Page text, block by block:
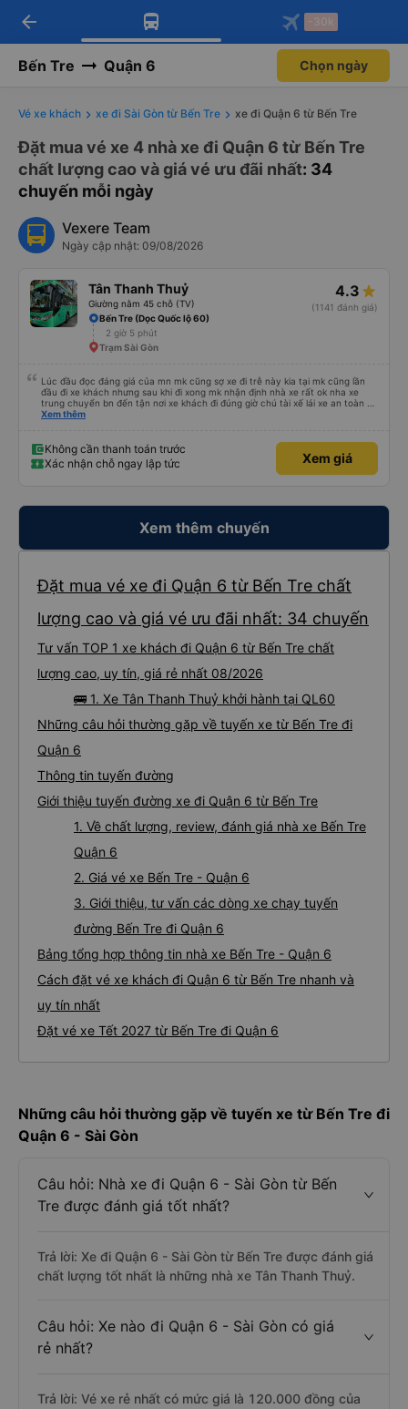
Tải app Vexere ngay!
Nhận ưu đãi thành viên độc
Mở app
Tải app Vexere
-30k/ghế khi đặt vé máy bay qua
Mở app
arrow_back -30k
Bến Tre Quận 6 Chọn ngày
Vé xe khách xe đi Sài Gòn từ Bến Tre xe đi Quận 6 từ Bến Tre
Đặt mua vé xe 4 nhà xe đi Quận 6 từ Bến Tre
chất lượng cao và giá vé ưu đãi nhất: 34
chuyến mỗi ngày
Vexere Team
Ngày cập nhật: 09/08/2026
Tân Thanh Thuỷ
Giường nằm 45 chỗ (TV)
4.3
(1141 đánh giá)
Bến Tre (Dọc Quốc lộ 60)
2 giờ 5 phút
Trạm Sài Gòn
Lúc đầu đọc đáng giá của mn mk cũng sợ xe đi trễ này kia tại mk cũng lần
đầu đi xe khách nhưng sau khi đi xong mk nhận định nhà xe rất ok nha xe
trung chuyển bn đến tận nơi xe khách đi đúng giờ chú tài xế lái xe an toàn và
ko sốc quá đầu nha nv trên xe cũng chu đáo nchung mk có đi sg vẫn ủng hộ
Xem thêm
Không cần thanh toán trước
Xác nhận chỗ ngay lập tức
Xem giá
Xem thêm chuyến
Đặt mua vé xe đi Quận 6 từ Bến Tre chất
lượng cao và giá vé ưu đãi nhất: 34 chuyến
Tư vấn TOP 1 xe khách đi Quận 6 từ Bến Tre chất
lượng cao, uy tín, giá rẻ nhất 08/2026
🚌 1. Xe Tân Thanh Thuỷ khởi hành tại QL60
Những câu hỏi thường gặp về tuyến xe từ Bến Tre đi
Quận 6
Thông tin tuyến đường
Giới thiệu tuyến đường xe đi Quận 6 từ Bến Tre
1. Về chất lượng, review, đánh giá nhà xe Bến Tre
Quận 6
2. Giá vé xe Bến Tre - Quận 6
3. Giới thiệu, tư vấn các dòng xe chạy tuyến
đường Bến Tre đi Quận 6
Bảng tổng hợp thông tin nhà xe Bến Tre - Quận 6
Cách đặt vé xe khách đi Quận 6 từ Bến Tre nhanh và
uy tín nhất
Đặt vé xe Tết 2027 từ Bến Tre đi Quận 6
Những câu hỏi thường gặp về tuyến xe từ Bến Tre đi
Quận 6 - Sài Gòn
Câu hỏi: Nhà xe đi Quận 6 - Sài Gòn từ Bến
Tre được đánh giá tốt nhất?
Trả lời: Xe đi Quận 6 - Sài Gòn từ Bến Tre được đánh giá
chất lượng tốt nhất là những nhà xe Tân Thanh Thuỷ.
Câu hỏi: Xe nào đi Quận 6 - Sài Gòn có giá
rẻ nhất?
Trả lời: Vé xe rẻ nhất có mức giá là 120.000 đồng của